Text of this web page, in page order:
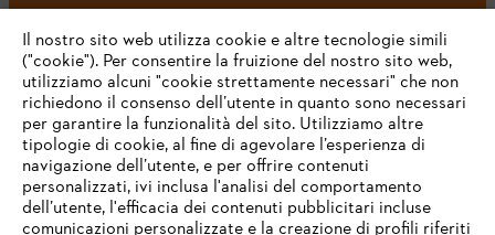
L’azienda
Il nostro sito web utilizza cookie e altre tecnologie simili
("cookie"). Per consentire la fruizione del nostro sito web,
utilizziamo alcuni "cookie strettamente necessari" che non
richiedono il consenso dell’utente in quanto sono necessari
per garantire la funzionalità del sito. Utilizziamo altre
tipologie di cookie, al fine di agevolare l’esperienza di
navigazione dell’utente, e per offrire contenuti
personalizzati, ivi inclusa l'analisi del comportamento
dell’utente, l'efficacia dei contenuti pubblicitari incluse
comunicazioni personalizzate e la creazione di profili riferiti